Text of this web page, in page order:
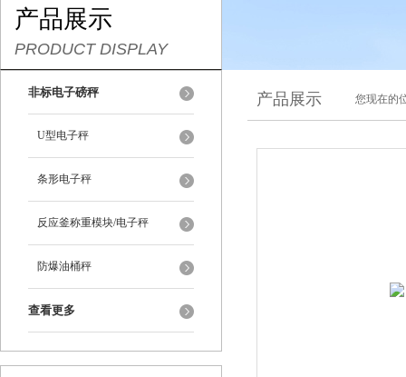
产品展示
PRODUCT DISPLAY
非标电子磅秤
U型电子秤
条形电子秤
反应釜称重模块/电子秤
防爆油桶秤
查看更多
产品展示 您现在的